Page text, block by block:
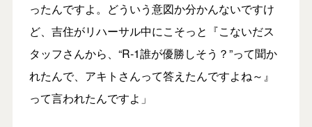
ったんですよ。どういう意図か分かんないですけ
ど、吉住がリハーサル中にこそっと『こないだス
タッフさんから、“R-1誰が優勝しそう？”って聞か
れたんで、アキトさんって答えたんですよね～』
って言われたんですよ」